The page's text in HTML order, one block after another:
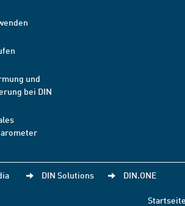
und
bei DIN
DIN Solutions DIN.ONE
Startseite